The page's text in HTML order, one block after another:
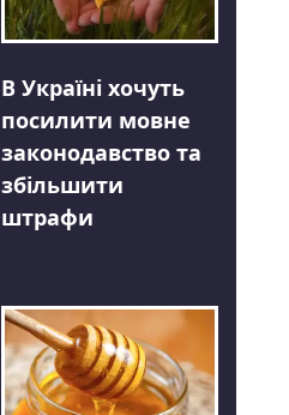
В Україні хочуть
посилити мовне
законодавство та
збільшити
штрафи